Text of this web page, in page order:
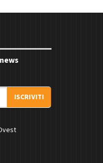
ISCRIVITI